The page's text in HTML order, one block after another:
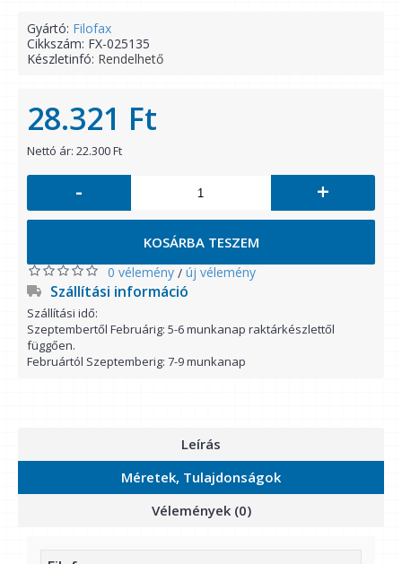
Gyártó: Filofax
Cikkszám: FX-025135
Készletinfó: Rendelhető
28.321 Ft
Nettó ár: 22.300 Ft
- +
KOSÁRBA TESZEM
0 vélemény / új vélemény
Szállítási információ
Szállítási idő:
Szeptembertől Februárig: 5-6 munkanap raktárkészlettől
függően.
Februártól Szeptemberig: 7-9 munkanap
Leírás
Méretek, Tulajdonságok
Vélemények (0)